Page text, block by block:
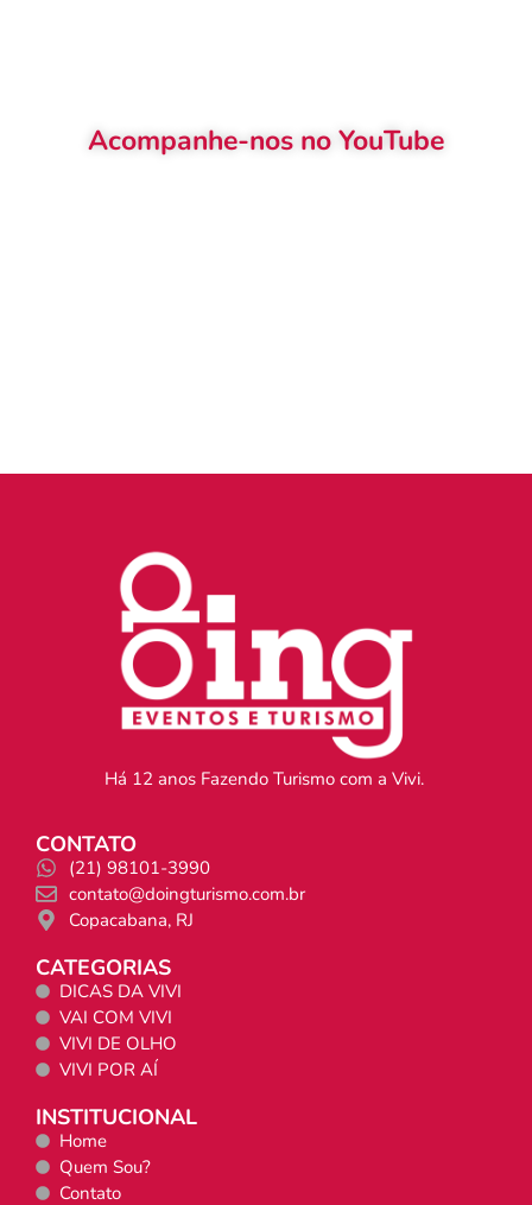
Acompanhe-nos no YouTube
Há 12 anos Fazendo Turismo com a Vivi.
CONTATO
(21) 98101-3990
contato@doingturismo.com.br
Copacabana, RJ
CATEGORIAS
DICAS DA VIVI
VAI COM VIVI
VIVI DE OLHO
VIVI POR AÍ
INSTITUCIONAL
Home
Quem Sou?
Contato